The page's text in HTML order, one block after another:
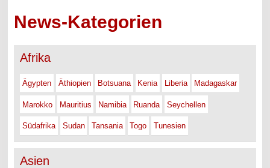
News-Kategorien
Afrika
Ägypten Äthiopien Botsuana Kenia Liberia Madagaskar
Marokko Mauritius Namibia Ruanda Seychellen
Südafrika Sudan Tansania Togo Tunesien
Asien